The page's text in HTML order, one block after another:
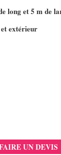
long et 5 m de
extérieur
UN DEVIS